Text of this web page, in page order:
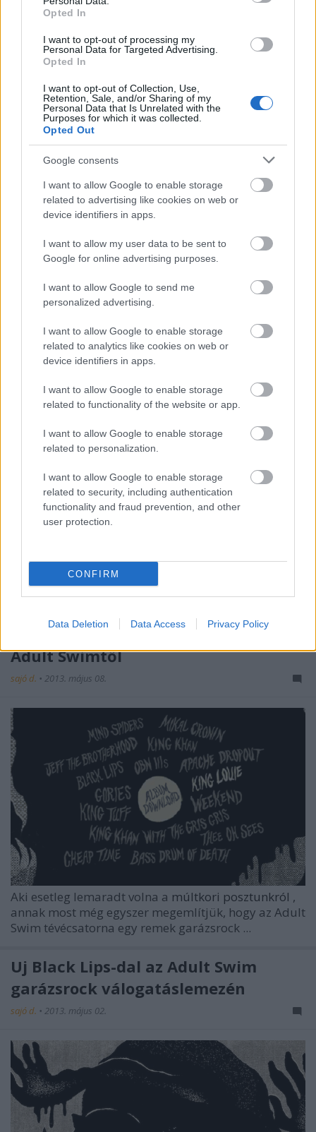
Opted In
I want to opt-out of processing my
Personal Data for Targeted Advertising.
Opted In
I want to opt-out of Collection, Use,
Retention, Sale, and/or Sharing of my
Personal Data that Is Unrelated with the
Purposes for which it was collected.
Opted Out
Google consents
I want to allow Google to enable storage
related to advertising like cookies on web or
device identifiers in apps.
I want to allow my user data to be sent to
Google for online advertising purposes.
I want to allow Google to send me
personalized advertising.
I want to allow Google to enable storage
related to analytics like cookies on web or
device identifiers in apps.
I want to allow Google to enable storage
related to functionality of the website or app.
I want to allow Google to enable storage
related to personalization.
I want to allow Google to enable storage
related to security, including authentication
functionality and fraud prevention, and other
user protection.
CONFIRM
Data Deletion Data Access Privacy Policy
albumot, azóta viszont a zenekarcsak kislemezeket
adott ki megturnézott kicsita Közel-Keleten. A most
Végzett saját zenésztársaival, majd
végül magával is
Lángoló Gitárok•2013. november 12.
Az egész Egyesült Államokat sokkolta a hír, hogy egy
Amerikában élő iráni punkzenész fegyverrel végzett
három másik társával, majd végül ...
Ingyenes garázsrock válogatás az
Adult Swimtől
sajó d. • 2013. május 08.
Aki esetleg lemaradt volna a múltkori posztunkról ,
annak most még egyszer megemlítjük, hogy az Adult
Swim tévécsatorna egy remek garázsrock ...
Új Black Lips-dal az Adult Swim
garázsrock válogatáslemezén
sajó d. • 2013. május 02.